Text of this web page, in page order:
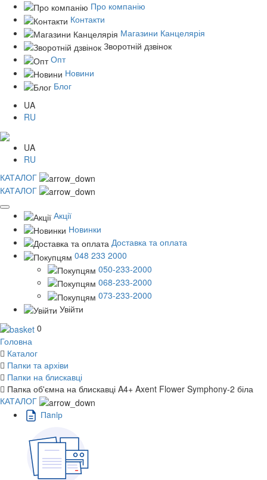
Про компанію
Контакти
Магазини Канцелярія
Зворотній дзвінок
Опт
Новини
Блог
UA
RU
UA
RU
КАТАЛОГ
КАТАЛОГ
Акції
Новинки
Доставка та оплата
048 233 2000
050-233-2000
068-233-2000
073-233-2000
Увійти
0
Головна
Каталог
Папки та архіви
Папки на блискавці
Папка об'ємна на блискавці A4+ Axent Flower Symphony-2 біла
КАТАЛОГ
Пaпiр